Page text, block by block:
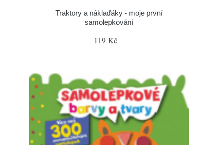
Traktory a náklaďáky - moje první
samolepkování
119 Kč